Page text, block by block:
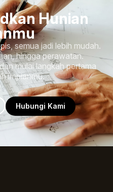
Hunian
semua jadi lebih mudah.
hingga perawatan.
mulai langkah pertama
impianmu.
Hubungi Kami